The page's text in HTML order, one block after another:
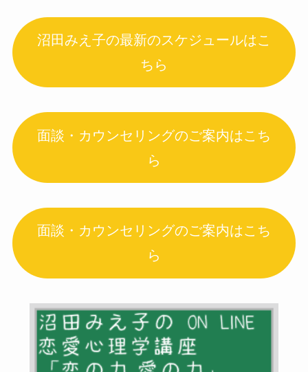
沼田みえ子の最新のスケジュールはこ
ちら
面談・カウンセリングのご案内はこち
ら
面談・カウンセリングのご案内はこち
ら